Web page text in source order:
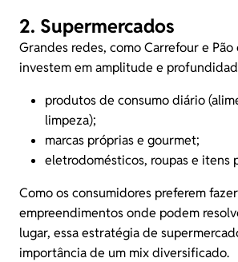
2. Supermercados
Grandes redes, como Carrefour e Pão
investem em amplitude e
produtos de consumo diário
limpeza);
marcas próprias e gourmet;
eletrodomésticos, roupas e itens
Como os consumidores preferem
empreendimentos onde podem
lugar, essa estratégia de
importância de um mix diversificado.